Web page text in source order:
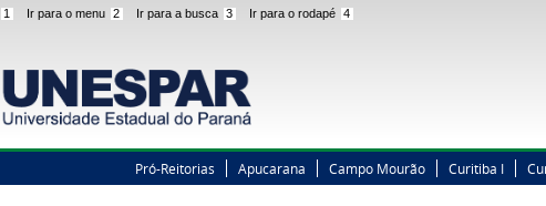
1 Ir para o menu 2 Ir para a busca 3 Ir para o rodapé 4
Pró-Reitorias Apucarana Campo Mourão Curitiba I